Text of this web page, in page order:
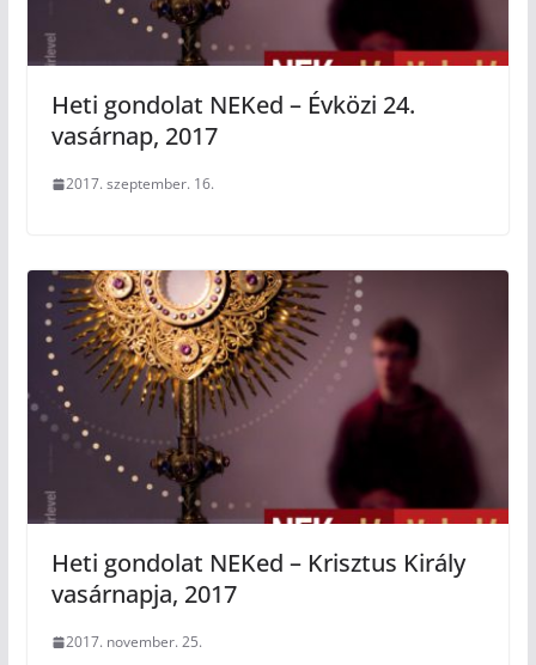
Heti gondolat NEKed – Évközi 24.
vasárnap, 2017
2017. szeptember. 16.
Heti gondolat NEKed – Krisztus Király
vasárnapja, 2017
2017. november. 25.